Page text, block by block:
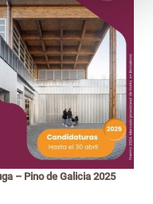
– Pino de Galicia 2025